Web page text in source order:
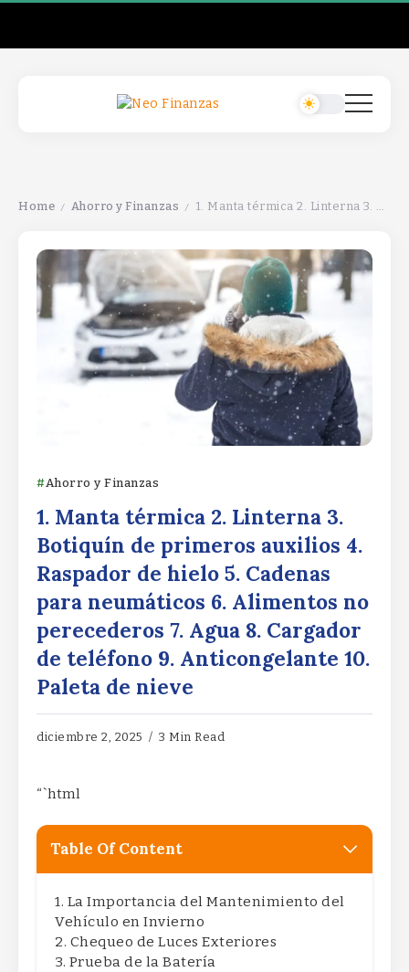
Home / Ahorro y Finanzas / 1. Manta térmica 2. Linterna 3. Botiquín de primeros auxilios 4. Raspador de hielo 5. Cadenas para neumáticos 6. Alimentos no perecederos 7. Agua 8. Cargador de teléfono 9. Anticongelante 10. Paleta de nieve
Ahorro y Finanzas
1. Manta térmica 2. Linterna 3.
Botiquín de primeros auxilios 4.
Raspador de hielo 5. Cadenas
para neumáticos 6. Alimentos no
perecederos 7. Agua 8. Cargador
de teléfono 9. Anticongelante 10.
Paleta de nieve
diciembre 2, 2025 3 Min Read
“`html
Table Of Content
La Importancia del Mantenimiento del
Vehículo en Invierno
Chequeo de Luces Exteriores
Prueba de la Batería